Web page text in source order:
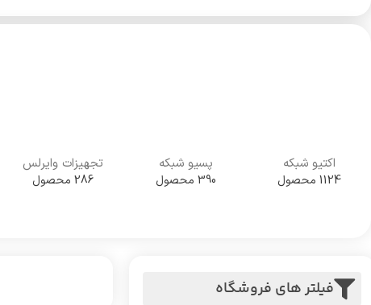
اکتیو شبکه
1124 محصول
پسیو شبکه
390 محصول
تجهیزات وایرلس
286 محصول
فیلتر های فروشگاه